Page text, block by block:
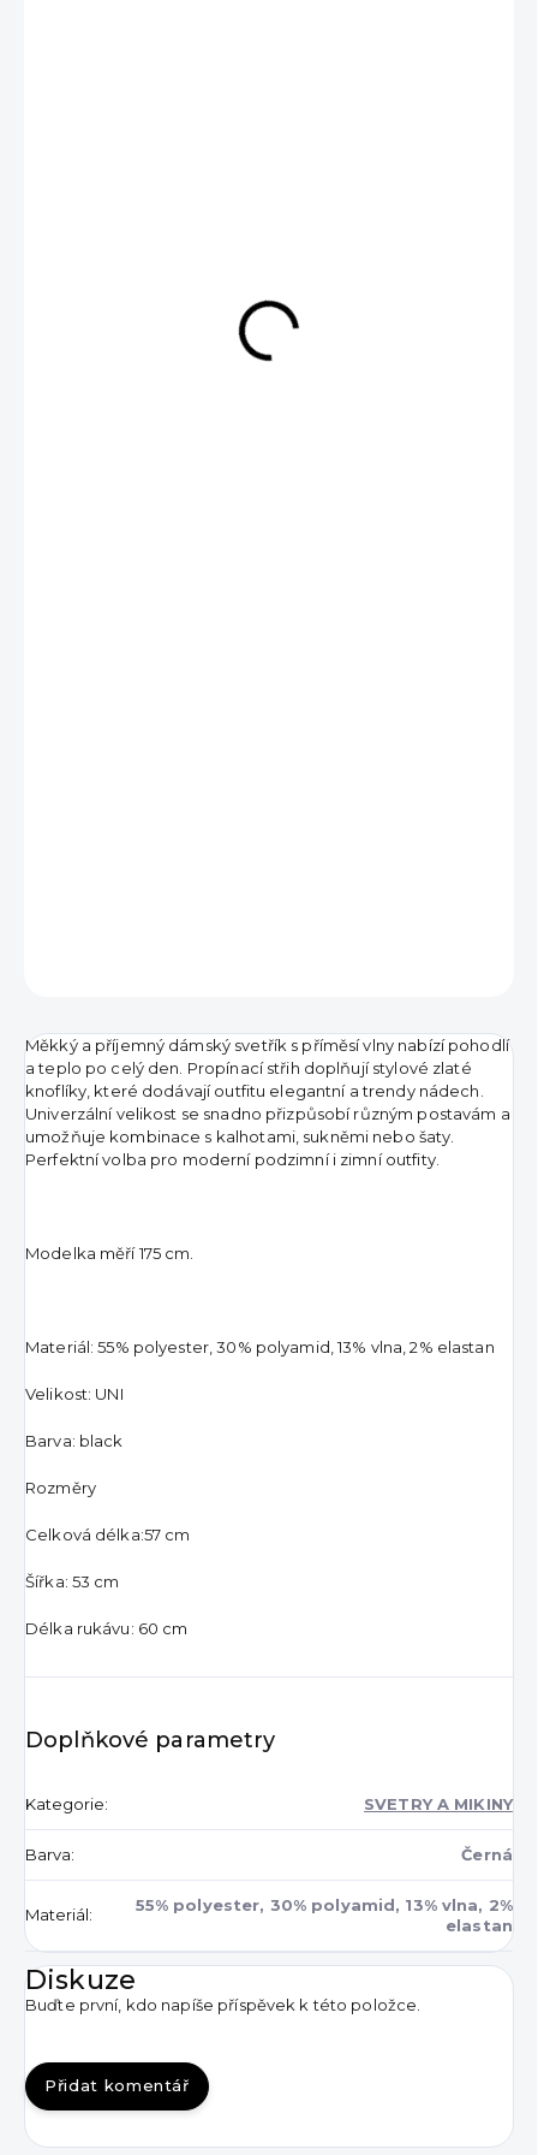
Měkký a příjemný dámský svetřík s příměsí vlny nabízí pohodlí
a teplo po celý den. Propínací střih doplňují stylové zlaté
knoflíky, které dodávají outfitu elegantní a trendy nádech.
Univerzální velikost se snadno přizpůsobí různým postavám a
umožňuje kombinace s kalhotami, sukněmi nebo šaty.
Perfektní volba pro moderní podzimní i zimní outfity.
Modelka měří 175 cm.
Materiál: 55% polyester, 30% polyamid, 13% vlna, 2% elastan
Velikost: UNI
Barva: black
Rozměry
Celková délka:57 cm
Šířka: 53 cm
Délka rukávu: 60 cm
Doplňkové parametry
Kategorie: SVETRY A MIKINY
Barva: Černá
Materiál:
55% polyester, 30% polyamid, 13% vlna, 2%
elastan
Diskuze
Buďte první, kdo napíše příspěvek k této položce.
Přidat komentář